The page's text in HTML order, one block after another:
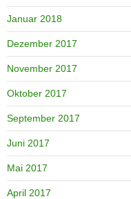
Januar 2018
Dezember 2017
November 2017
Oktober 2017
September 2017
Juni 2017
Mai 2017
April 2017